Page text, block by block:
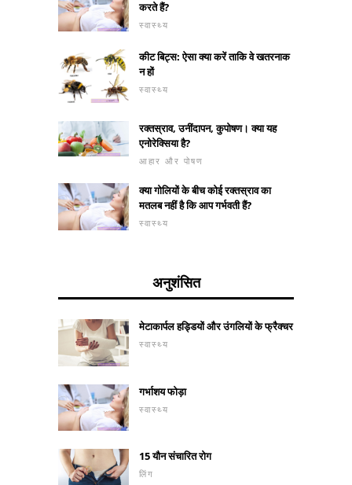
करते हैं?
स्वास्थ्य
कीट बिट्स: ऐसा क्या करें ताकि वे खतरनाक
न हों
स्वास्थ्य
रक्तस्राव, उनींदापन, कुपोषण। क्या यह
एनोरेक्सिया है?
आहार और पोषण
क्या गोलियों के बीच कोई रक्तस्राव का
मतलब नहीं है कि आप गर्भवती हैं?
स्वास्थ्य
अनुशंसित
मेटाकार्पल हड्डियों और उंगलियों के फ्रैक्चर
स्वास्थ्य
गर्भाशय फोड़ा
स्वास्थ्य
15 यौन संचारित रोग
लिंग